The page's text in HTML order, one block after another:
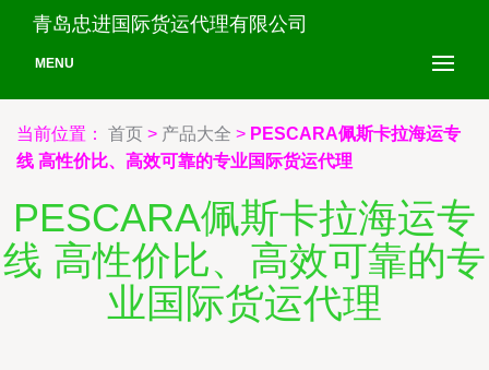
青岛忠进国际货运代理有限公司
MENU
当前位置： 首页 > 产品大全 > PESCARA佩斯卡拉海运专
线 高性价比、高效可靠的专业国际货运代理
PESCARA佩斯卡拉海运专
线 高性价比、高效可靠的专
业国际货运代理